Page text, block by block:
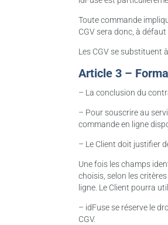
Toute commande
CGV sera donc, à
Les CGV se substituent
Article 3 –
– La conclusion du
– Pour souscrire au
commande en ligne
– Le Client doit justifier
Une fois les champs
choisis, selon les
ligne. Le Client pourra
– idFuse se réserve le
CGV.